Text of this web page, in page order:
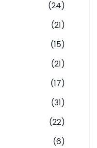
(24)
(21)
(15)
(21)
(17)
(31)
(22)
(6)